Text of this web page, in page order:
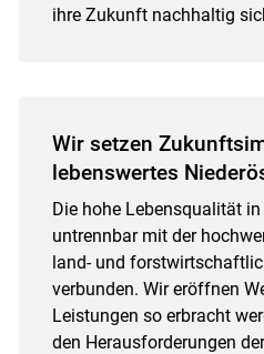
ihre Zukunft nachhaltig
Wir setzen
lebenswertes
Die hohe Lebensqualität
untrennbar mit der
land- und
verbunden. Wir eröffnen
Leistungen so erbracht
den Herausforderungen